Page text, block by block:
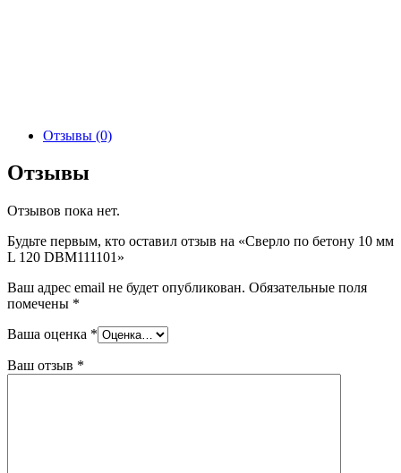
Отзывы (0)
Отзывы
Отзывов пока нет.
Будьте первым, кто оставил отзыв на «Сверло по бетону 10 мм
L 120 DBM111101»
Ваш адрес email не будет опубликован. Обязательные поля
помечены *
Ваша оценка *
Ваш отзыв *